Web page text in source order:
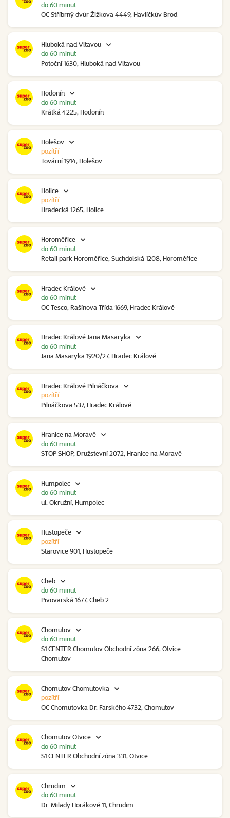
OC Stříbrný dvůr Žižkova 4449, Havlíčkův Brod
do 60 minut
Hluboká nad Vltavou
Potoční 1630, Hluboká nad Vltavou
do 60 minut
Hodonín
Krátká 4225, Hodonín
do 60 minut
Holešov
Tovární 1914, Holešov
pozítří
Holice
Hradecká 1265, Holice
pozítří
Horoměřice
Retail park Horoměřice, Suchdolská 1208, Horoměřice
do 60 minut
Hradec Králové
OC Tesco, Rašínova Třída 1669, Hradec Králové
do 60 minut
Hradec Králové Jana Masaryka
Jana Masaryka 1920/27, Hradec Králové
do 60 minut
Hradec Králové Pilnáčkova
Pilnáčkova 537, Hradec Králové
pozítří
Hranice na Moravě
STOP SHOP, Družstevní 2072, Hranice na Moravě
do 60 minut
Humpolec
ul. Okružní, Humpolec
do 60 minut
Hustopeče
Starovice 901, Hustopeče
pozítří
Cheb
Pivovarská 1677, Cheb 2
do 60 minut
Chomutov
S1 CENTER Chomutov Obchodní zóna 266, Otvice -
Chomutov
do 60 minut
Chomutov Chomutovka
OC Chomutovka Dr. Farského 4732, Chomutov
pozítří
Chomutov Otvice
S1 CENTER Obchodní zóna 331, Otvice
do 60 minut
Chrudim
Dr. Milady Horákové 11, Chrudim
do 60 minut